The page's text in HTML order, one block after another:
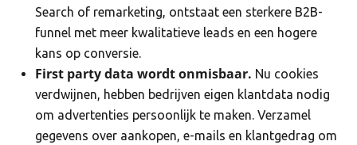
Search of remarketing, ontstaat een sterkere B2B-
funnel met meer kwalitatieve leads en een hogere
kans op conversie.
First party data wordt onmisbaar. Nu cookies
verdwijnen, hebben bedrijven eigen klantdata nodig
om advertenties persoonlijk te maken. Verzamel
gegevens over aankopen, e-mails en klantgedrag om